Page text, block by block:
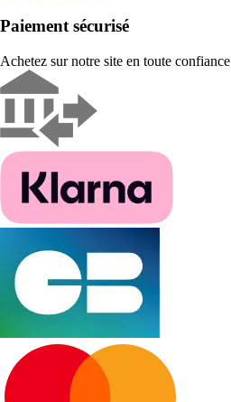
Paiement sécurisé
Achetez sur notre site en toute confiance